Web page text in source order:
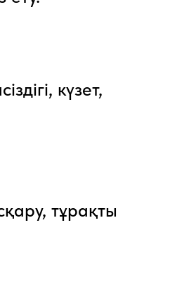
күзет,
тұрақты